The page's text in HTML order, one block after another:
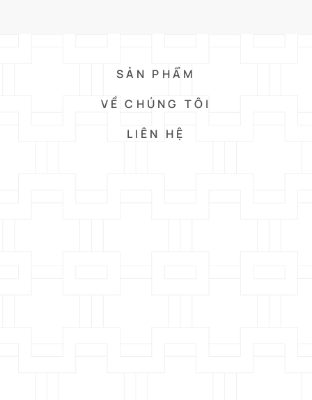
SẢN PHẨM
VỀ CHÚNG TÔI
LIÊN HỆ